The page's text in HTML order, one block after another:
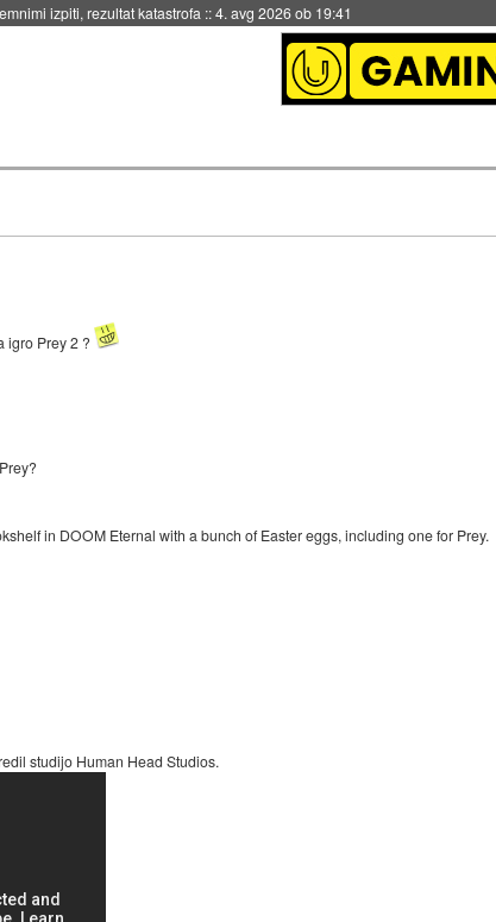
izpiti, rezultat katastrofa ::4. avg 2026 ob 19:41
igro Prey 2 ?
in DOOM Eternal with a bunch of Easter eggs, including one for Prey.
studijo Human Head Studios.